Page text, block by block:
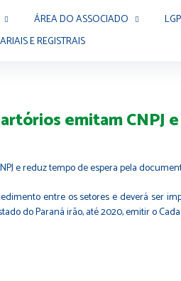
ÁREA DO ASSOCIADO
E REGISTRAIS
emitam CNPJ
entre os setores e deverá ser
do Paraná irão, até 2020, emitir o